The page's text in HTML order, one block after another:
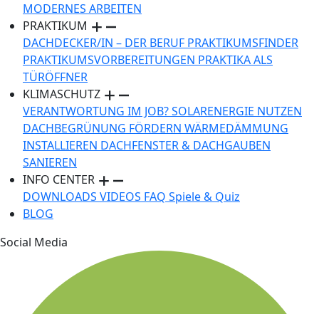
MODERNES ARBEITEN
PRAKTIKUM
DACHDECKER/IN – DER BERUF PRAKTIKUMSFINDER
PRAKTIKUMSVORBEREITUNGEN PRAKTIKA ALS
TÜRÖFFNER
KLIMASCHUTZ
VERANTWORTUNG IM JOB?SOLARENERGIE NUTZEN
DACHBEGRÜNUNG FÖRDERN WÄRMEDÄMMUNG
INSTALLIEREN DACHFENSTER & DACHGAUBEN
SANIEREN
INFO CENTER
DOWNLOADS VIDEOS FAQ Spiele & Quiz
BLOG
Social Media